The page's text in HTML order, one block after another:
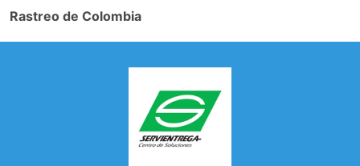
Rastreo de Colombia